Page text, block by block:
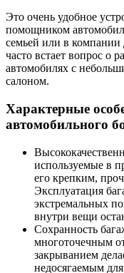
Это очень удобное
помощником
семьей или в компании
часто встает вопрос о
автомобилях с
салоном.
Характерные
автомобильного
используемые в
его крепким,
Эксплуатация
экстремальных
внутри вещи
Сохранность
многоточечным
закрыванием
недосягаемым